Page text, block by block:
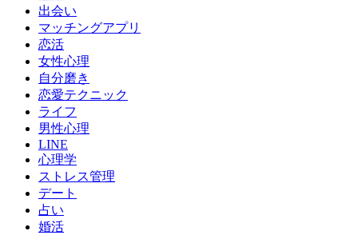
出会い
マッチングアプリ
恋活
女性心理
自分磨き
恋愛テクニック
ライフ
男性心理
LINE
心理学
ストレス管理
デート
占い
婚活